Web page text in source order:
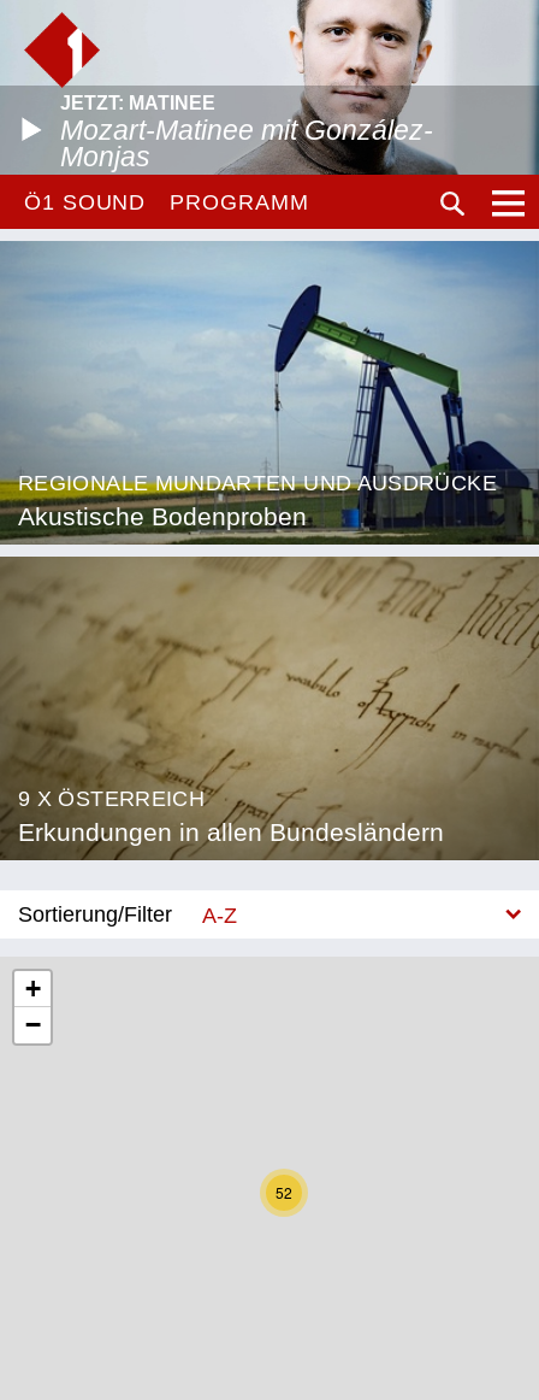
JETZT: MATINEE
Mozart-Matinee mit González-
Monjas
Ö1 SOUND PROGRAMM
REGIONALE MUNDARTEN UND AUSDRÜCKE
Akustische Bodenproben
9 X ÖSTERREICH
Erkundungen in allen Bundesländern
Sortierung/Filter
A-Z
Niederösterreich
Oberösterreich
52
+
−